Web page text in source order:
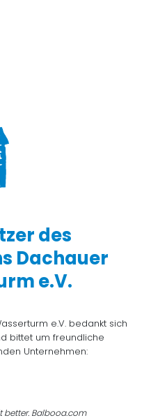
des
Dachauer
e.V.
e.V. bedankt sich
bittet um freundliche
Unternehmen:
better. Balbooa.com